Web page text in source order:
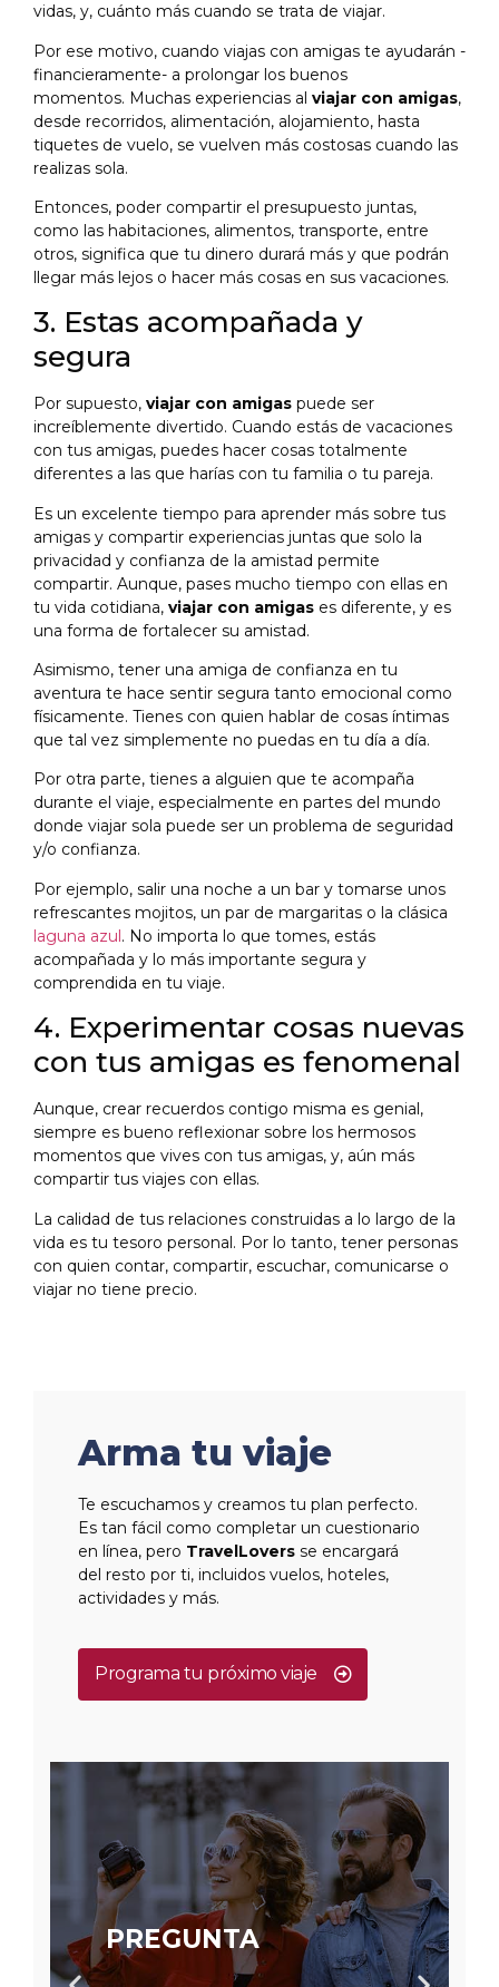
vidas, y, cuánto más cuando se trata de viajar.
Por ese motivo, cuando viajas con amigas te ayudarán -
financieramente- a prolongar los buenos
momentos. Muchas experiencias al viajar con amigas,
desde recorridos, alimentación, alojamiento, hasta
tiquetes de vuelo, se vuelven más costosas cuando las
realizas sola.
Entonces, poder compartir el presupuesto juntas,
como las habitaciones, alimentos, transporte, entre
otros, significa que tu dinero durará más y que podrán
llegar más lejos o hacer más cosas en sus vacaciones.
3. Estas acompañada y
segura
Por supuesto, viajar con amigas puede ser
increíblemente divertido. Cuando estás de vacaciones
con tus amigas, puedes hacer cosas totalmente
diferentes a las que harías con tu familia o tu pareja.
Es un excelente tiempo para aprender más sobre tus
amigas y compartir experiencias juntas que solo la
privacidad y confianza de la amistad permite
compartir. Aunque, pases mucho tiempo con ellas en
tu vida cotidiana, viajar con amigas es diferente, y es
una forma de fortalecer su amistad.
Asimismo, tener una amiga de confianza en tu
aventura te hace sentir segura tanto emocional como
físicamente. Tienes con quien hablar de cosas íntimas
que tal vez simplemente no puedas en tu día a día.
Por otra parte, tienes a alguien que te acompaña
durante el viaje, especialmente en partes del mundo
donde viajar sola puede ser un problema de seguridad
y/o confianza.
Por ejemplo, salir una noche a un bar y tomarse unos
refrescantes mojitos, un par de margaritas o la clásica
laguna azul. No importa lo que tomes, estás
acompañada y lo más importante segura y
comprendida en tu viaje.
4. Experimentar cosas nuevas
con tus amigas es fenomenal
Aunque, crear recuerdos contigo misma es genial,
siempre es bueno reflexionar sobre los hermosos
momentos que vives con tus amigas, y, aún más
compartir tus viajes con ellas.
La calidad de tus relaciones construidas a lo largo de la
vida es tu tesoro personal. Por lo tanto, tener personas
con quien contar, compartir, escuchar, comunicarse o
viajar no tiene precio.
Arma tu viaje
Te escuchamos y creamos tu plan perfecto.
Es tan fácil como completar un cuestionario
en línea, pero TravelLovers se encargará
del resto por ti, incluidos vuelos, hoteles,
actividades y más.
Programa tu próximo viaje
PREGUNTA